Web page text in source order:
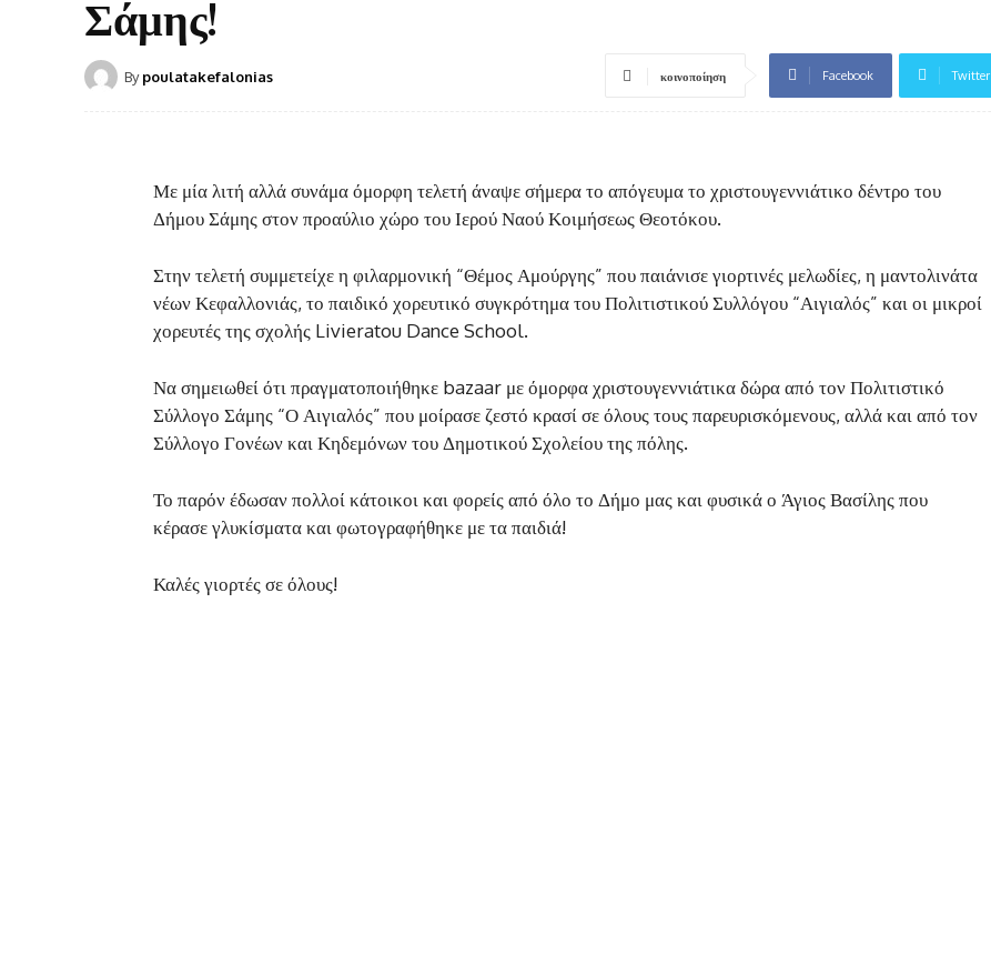
Σάμης!
By poulatakefalonias κοινοποίηση Facebook Twitter
Με μία λιτή αλλά συνάμα όμορφη τελετή άναψε σήμερα το απόγευμα το χριστουγεννιάτικο δέντρο του
Δήμου Σάμης στον προαύλιο χώρο του Ιερού Ναού Κοιμήσεως Θεοτόκου.
Στην τελετή συμμετείχε η φιλαρμονική “Θέμος Αμούργης” που παιάνισε γιορτινές μελωδίες, η μαντολινάτα
νέων Κεφαλλονιάς, το παιδικό χορευτικό συγκρότημα του Πολιτιστικού Συλλόγου “Αιγιαλός” και οι μικροί
χορευτές της σχολής Livieratou Dance School.
Να σημειωθεί ότι πραγματοποιήθηκε bazaar με όμορφα χριστουγεννιάτικα δώρα από τον Πολιτιστικό
Σύλλογο Σάμης “Ο Αιγιαλός” που μοίρασε ζεστό κρασί σε όλους τους παρευρισκόμενους, αλλά και από τον
Σύλλογο Γονέων και Κηδεμόνων του Δημοτικού Σχολείου της πόλης.
Το παρόν έδωσαν πολλοί κάτοικοι και φορείς από όλο το Δήμο μας και φυσικά ο Άγιος Βασίλης που
κέρασε γλυκίσματα και φωτογραφήθηκε με τα παιδιά!
Καλές γιορτές σε όλους!